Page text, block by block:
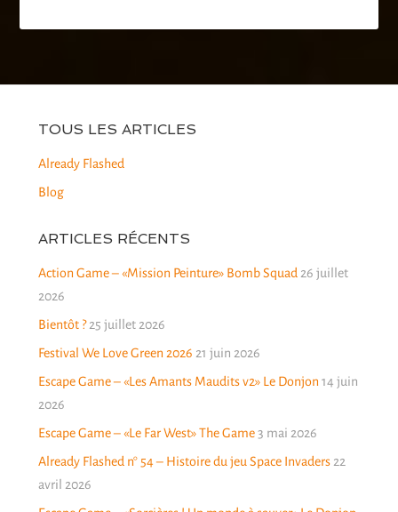
TOUS LES ARTICLES
Already Flashed
Blog
ARTICLES RÉCENTS
Action Game – «Mission Peinture» Bomb Squad 26 juillet
2026
Bientôt ? 25 juillet 2026
Festival We Love Green 2026 21 juin 2026
Escape Game – «Les Amants Maudits v2» Le Donjon 14 juin
2026
Escape Game – «Le Far West» The Game 3 mai 2026
Already Flashed n° 54 – Histoire du jeu Space Invaders 22
avril 2026